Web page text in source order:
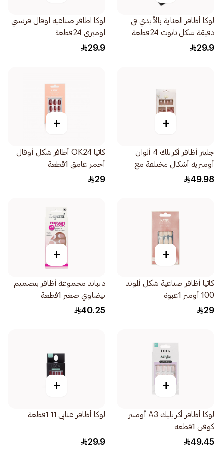
لوكا أظافر العناية بالأيدي في
دقيقة شكل تابوت 24قطعة
29.9
لوكا اظافر صناعيه اوفال فرنسي
اومبري 24قطعة
29.9
+
جليتز أظافر أكريلك 4 ألوان
أومبريه أشكال مختلفة مع
صمغ سائل 1قطعة
49.98
+
كاتيا OK24 أظافر شكل أوفال
أحمر غامق 1قطعة
29
+
كاتيا أظافر صناعية شكل ألموند
100 أومبر 1عبوة
29
+
ديباند مجموعة أظافر بتصميم
بيضاوي صغير 1قطعة
40.25
+
لوكا أظافر أكريليك A3 أومبير
كوفن 1قطعة
49.45
+
لوكا أظافر عنابي 11 1قطعة
29.9